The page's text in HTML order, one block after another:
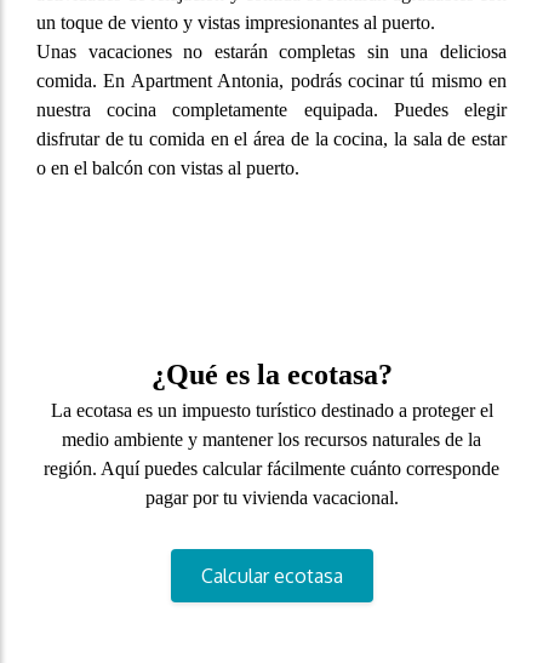
un toque de viento y vistas impresionantes al puerto.
Unas vacaciones no estarán completas sin una deliciosa
comida. En Apartment Antonia, podrás cocinar tú mismo en
nuestra cocina completamente equipada. Puedes elegir
disfrutar de tu comida en el área de la cocina, la sala de estar
o en el balcón con vistas al puerto.
¿Qué es la ecotasa?
La ecotasa es un impuesto turístico destinado a proteger el
medio ambiente y mantener los recursos naturales de la
región. Aquí puedes calcular fácilmente cuánto corresponde
pagar por tu vivienda vacacional.
Calcular ecotasa